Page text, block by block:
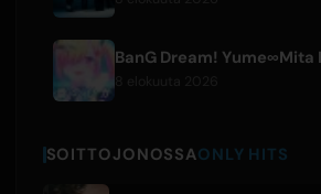
SOITTOJONOSSAONLY HITS